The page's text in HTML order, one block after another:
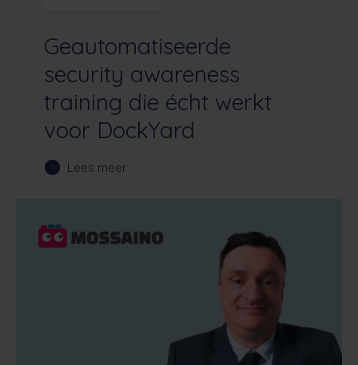
Geautomatiseerde
security awareness
training die écht werkt
voor DockYard
Lees meer